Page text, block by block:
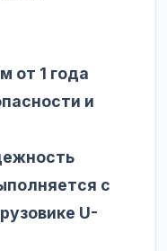
от 1 года
и
с
U-